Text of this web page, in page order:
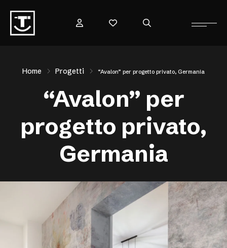
Home Progetti “Avalon” per progetto privato, Germania
“Avalon” per
progetto privato,
Germania